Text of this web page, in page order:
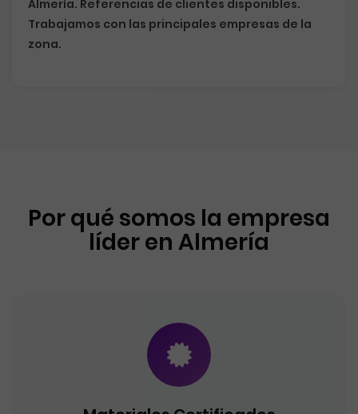
Almería. Referencias de clientes disponibles.
Trabajamos con las principales empresas de la
zona.
Por qué somos la empresa
líder en Almería